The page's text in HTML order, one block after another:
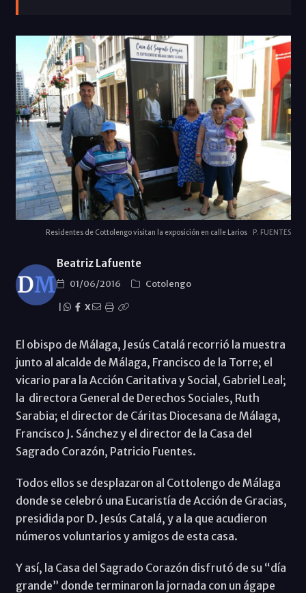
Residentes de Cottolengo visitan la exposición en calle Larios P. FUENTES
Beatriz Lafuente
01/06/2016
Cotolengo
X
El obispo de Málaga, Jesús Catalá recorrió la muestra
junto al alcalde de Málaga, Francisco de la Torre; el
vicario para la Acción Caritativa y Social, Gabriel Leal;
la directora General de Derechos Sociales, Ruth
Sarabia; el director de Cáritas Diocesana de Málaga,
Francisco J. Sánchez y el director de la Casa del
Sagrado Corazón, Patricio Fuentes.
Todos ellos se desplazaron al Cottolengo de Málaga
donde se celebró una Eucaristía de Acción de Gracias,
presidida por D. Jesús Catalá, y a la que acudieron
números voluntarios y amigos de esta casa.
Y así, la Casa del Sagrado Corazón disfrutó de su “día
grande” donde terminaron la jornada con un ágape